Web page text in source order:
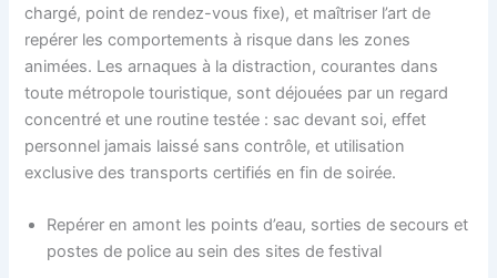
chargé, point de rendez-vous fixe), et maîtriser l’art de
repérer les comportements à risque dans les zones
animées. Les arnaques à la distraction, courantes dans
toute métropole touristique, sont déjouées par un regard
concentré et une routine testée : sac devant soi, effet
personnel jamais laissé sans contrôle, et utilisation
exclusive des transports certifiés en fin de soirée.
Repérer en amont les points d’eau, sorties de secours et
postes de police au sein des sites de festival